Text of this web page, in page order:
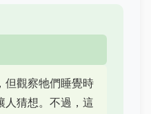
但觀察牠們睡覺時
人猜想。不過，這